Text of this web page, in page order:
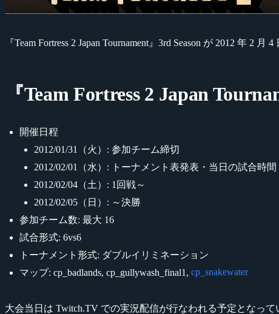
『Team Fortress 2 Japan Tournament』3rd Season が 2012 年 2 月
『Team Fortress 2 Japan
開催日程
2012/01/31（火）: 参加チーム締切
2012/02/01（水）: トーナメント表発表・当日の試合時
2012/02/04（土）: 1回戦～
2012/02/05（日）: ～決勝
参加チーム数: 最大 16
試合形式: 6vs6
トーナメント形式: ダブルイリミネーション
マップ: cp_badlands, cp_gullywash_final1, cp_snakewater
大会当日は Twitch.TV での実況配信が行なわれる予定となって